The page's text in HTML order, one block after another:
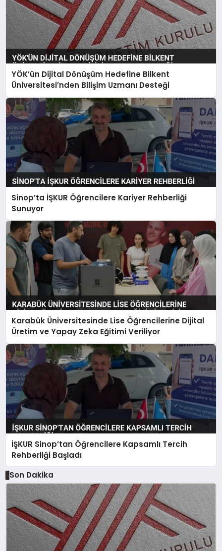
YÖK’ün Dijital Dönüşüm Hedefine Bilkent
Üniversitesi’nden Bilişim Uzmanı Desteği
Sinop’ta İŞKUR Öğrencilere Kariyer Rehberliği
Sunuyor
Karabük Üniversitesinde Lise Öğrencilerine Dijital
Üretim ve Yapay Zeka Eğitimi Veriliyor
İŞKUR Sinop’tan Öğrencilere Kapsamlı Tercih
Rehberliği Başladı
Son Dakika